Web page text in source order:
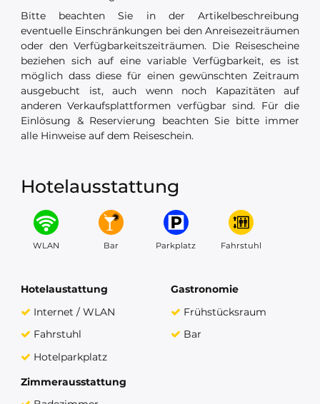
Bitte beachten Sie in der Artikelbeschreibung
eventuelle Einschränkungen bei den Anreisezeiträumen
oder den Verfügbarkeitszeiträumen. Die Reisescheine
beziehen sich auf eine variable Verfügbarkeit, es ist
möglich dass diese für einen gewünschten Zeitraum
ausgebucht ist, auch wenn noch Kapazitäten auf
anderen Verkaufsplattformen verfügbar sind. Für die
Einlösung & Reservierung beachten Sie bitte immer
alle Hinweise auf dem Reiseschein.
Hotelausstattung
WLAN Bar Parkplatz Fahrstuhl
Hotelaustattung
Internet / WLAN
Fahrstuhl
Hotelparkplatz
Gastronomie
Frühstücksraum
Bar
Zimmerausstattung